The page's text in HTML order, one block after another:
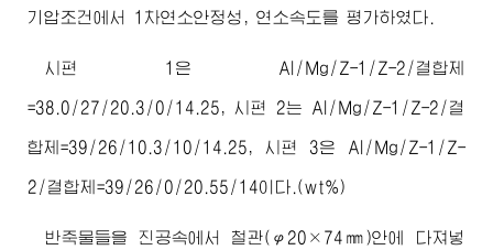
기압조건에서 1차연소안정성, 연소속도를 평가하였다.
시편 1은 Al/Mg/Z-1/Z-2/결합제
=38.0/27/20.3/0/14.25, 시편 2는 Al/Mg/Z-1/Z-2/결
합제=39/26/10.3/10/14.25, 시편 3은 Al/Mg/Z-1/Z-
2/결합제=39/26/0/20.55/14이다.(wt%)
반죽물들을 진공속에서 철관(φ20×74㎜)안에 다져넣